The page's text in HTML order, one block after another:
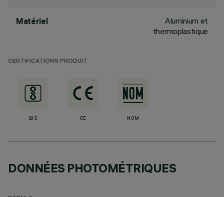
Matériel
Aluminium et
thermoplastique
CERTIFICATIONS PRODUIT
BIS CE NOM
DONNÉES PHOTOMÉTRIQUES